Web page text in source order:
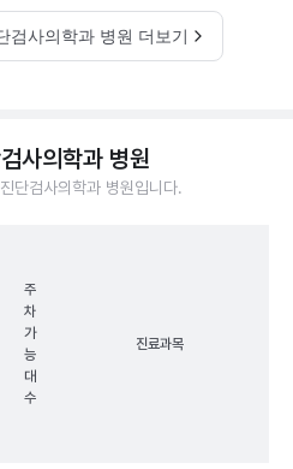
검사의학과 병원 더보기
사의학과 병원
단검사의학과 병원입니다.
주
차
가
능
대
수
진료과목